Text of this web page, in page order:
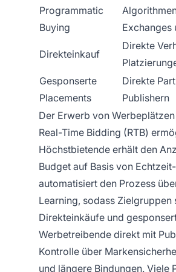
Programmatic
Buying
Exchanges
Direkteinkauf
Direkte
Gesponserte
Placements
Direkte
Publishern
Der Erwerb von
Real-Time Bidding (RTB)
Höchstbietende erhält den
Budget auf Basis von
automatisiert den Prozess
Learning, sodass
Direkteinkäufe und
Werbetreibende direkt mit
Kontrolle über
und längere Bindungen.